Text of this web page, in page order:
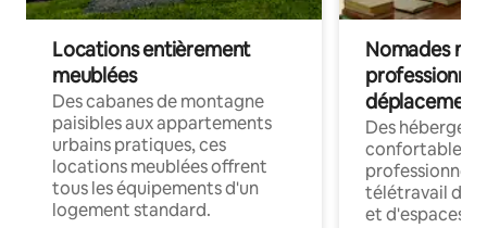
Locations entièrement
meublées
Des cabanes de montagne
paisibles aux appartements
urbains pratiques, ces
locations meublées offrent
tous les équipements d'un
logement standard.
Nomades
déplacement
Des
confortables
professionnels
télétravail
et d'espaces